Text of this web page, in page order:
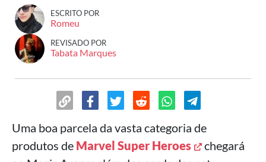
ESCRITO POR
Romeu
REVISADO POR
Tabata Marques
Uma boa parcela da vasta categoria de
produtos de Marvel Super Heroes
chegará